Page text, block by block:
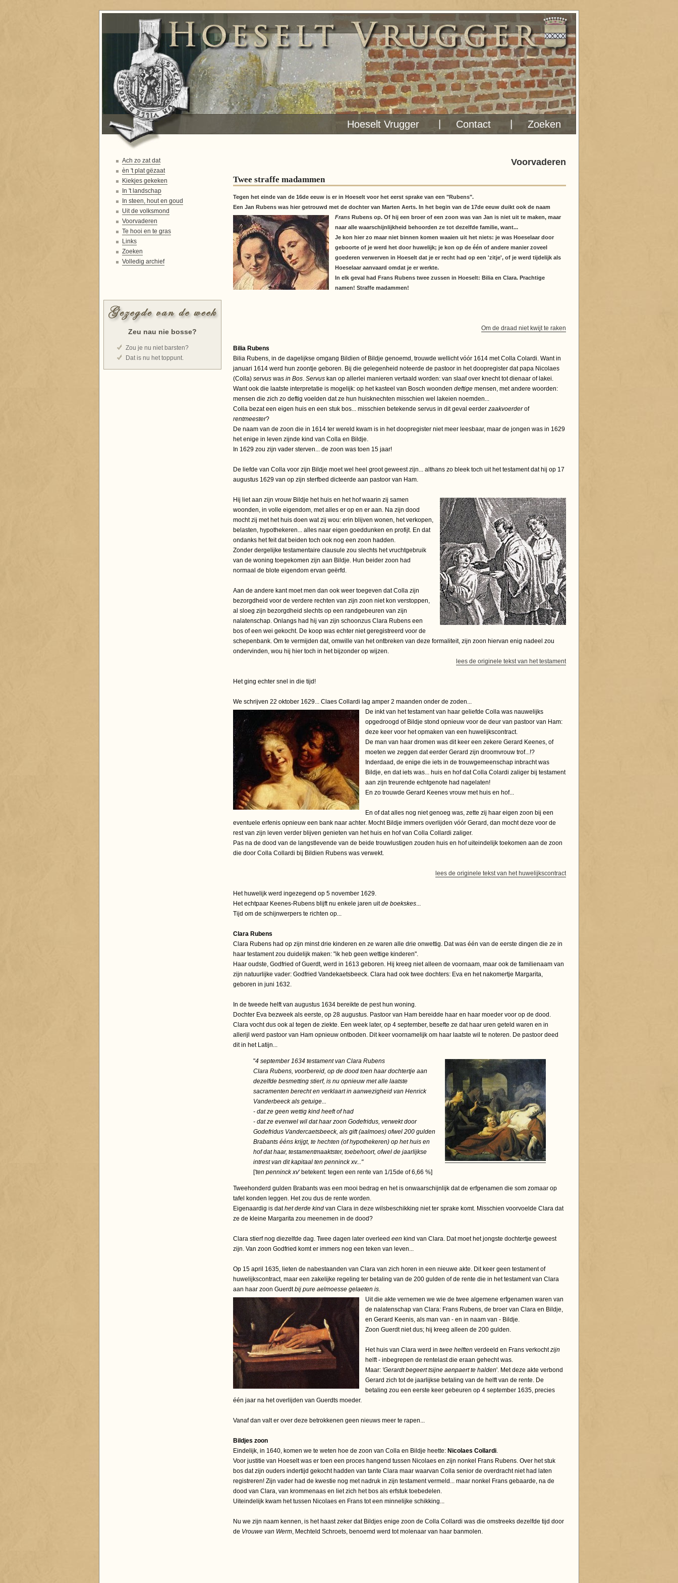
Hoeselt Vrugger Contact Zoeken
Ach zo zat dat
èn 't plat gëzaat
Kiekjes gekeken
In 't landschap
In steen, hout en goud
Uit de volksmond
Voorvaderen
Te hooi en te gras
Links
Zoeken
Volledig archief
Zeu nau nie bosse?
Zou je nu niet barsten?
Dat is nu het toppunt.
Voorvaderen
Twee straffe madammen
Tegen het einde van de 16de eeuw is er in Hoeselt voor het eerst sprake van een "Rubens".
Een Jan Rubens was hier getrouwd met de dochter van Marten Aerts. In het begin van de 17de eeuw duikt ook de naam
Frans Rubens op. Of hij een broer of een zoon was van Jan is niet uit te maken, maar
naar alle waarschijnlijkheid behoorden ze tot dezelfde familie, want...
Je kon hier zo maar niet binnen komen waaien uit het niets: je was Hoeselaar door
geboorte of je werd het door huwelijk; je kon op de één of andere manier zoveel
goederen verwerven in Hoeselt dat je er recht had op een 'zitje', of je werd tijdelijk als
Hoeselaar aanvaard omdat je er werkte.
In elk geval had Frans Rubens twee zussen in Hoeselt: Bilia en Clara. Prachtige
namen! Straffe madammen!
Om de draad niet kwijt te raken
Bilia Rubens
Bilia Rubens, in de dagelijkse omgang Bildien of Bildje genoemd, trouwde wellicht vóór 1614 met Colla Colardi. Want in
januari 1614 werd hun zoontje geboren. Bij die gelegenheid noteerde de pastoor in het doopregister dat papa Nicolaes
(Colla) servus was in Bos. Servus kan op allerlei manieren vertaald worden: van slaaf over knecht tot dienaar of lakei.
Want ook die laatste interpretatie is mogelijk: op het kasteel van Bosch woonden deftige mensen, met andere woorden:
mensen die zich zo deftig voelden dat ze hun huisknechten misschien wel lakeien noemden...
Colla bezat een eigen huis en een stuk bos... misschien betekende servus in dit geval eerder zaakvoerderof
rentmeester?
De naam van de zoon die in 1614 ter wereld kwam is in het doopregister niet meer leesbaar, maar de jongen was in 1629
het enige in leven zijnde kind van Colla en Bildje.
In 1629 zou zijn vader sterven... de zoon was toen 15 jaar!
De liefde van Colla voor zijn Bildje moet wel heel groot geweest zijn... althans zo bleek toch uit het testament dat hij op 17
augustus 1629 van op zijn sterfbed dicteerde aan pastoor van Ham.
Hij liet aan zijn vrouw Bildje het huis en het hof waarin zij samen
woonden, in volle eigendom, met alles er op en er aan. Na zijn dood
mocht zij met het huis doen wat zij wou: erin blijven wonen, het verkopen,
belasten, hypothekeren... alles naar eigen goeddunken en profijt. En dat
ondanks het feit dat beiden toch ook nog een zoon hadden.
Zonder dergelijke testamentaire clausule zou slechts het vruchtgebruik
van de woning toegekomen zijn aan Bildje. Hun beider zoon had
normaal de blote eigendom ervan geërfd.
Aan de andere kant moet men dan ook weer toegeven dat Colla zijn
bezorgdheid voor de verdere rechten van zijn zoon niet kon verstoppen,
al sloeg zijn bezorgdheid slechts op een randgebeuren van zijn
nalatenschap. Onlangs had hij van zijn schoonzus Clara Rubens een
bos of een wei gekocht. De koop was echter niet geregistreerd voor de
schepenbank. Om te vermijden dat, omwille van het ontbreken van deze formaliteit, zijn zoon hiervan enig nadeel zou
ondervinden, wou hij hier toch in het bijzonder op wijzen.
lees de originele tekst van het testament
Het ging echter snel in die tijd!
We schrijven 22 oktober 1629... Claes Collardi lag amper 2 maanden onder de zoden...
De inkt van het testament van haar geliefde Colla was nauwelijks
opgedroogd of Bildje stond opnieuw voor de deur van pastoor van Ham:
deze keer voor het opmaken van een huwelijkscontract.
De man van haar dromen was dit keer een zekere Gerard Keenes, of
moeten we zeggen dat eerder Gerard zijn droomvrouw trof...!?
Inderdaad, de enige die iets in de trouwgemeenschap inbracht was
Bildje, en dat iets was... huis en hof dat Colla Colardi zaliger bij testament
aan zijn treurende echtgenote had nagelaten!
En zo trouwde Gerard Keenes vrouw met huis en hof...
En of dat alles nog niet genoeg was, zette zij haar eigen zoon bij een
eventuele erfenis opnieuw een bank naar achter. Mocht Bildje immers overlijden vóór Gerard, dan mocht deze voor de
rest van zijn leven verder blijven genieten van het huis en hof van Colla Collardi zaliger.
Pas na de dood van de langstlevende van de beide trouwlustigen zouden huis en hof uiteindelijk toekomen aan de zoon
die door Colla Collardi bij Bildien Rubens was verwekt.
lees de originele tekst van het huwelijkscontract
Het huwelijk werd ingezegend op 5 november 1629.
Het echtpaar Keenes-Rubens blijft nu enkele jaren uitde boekskes...
Tijd om de schijnwerpers te richten op...
Clara Rubens
Clara Rubens had op zijn minst drie kinderen en ze waren alle drie onwettig. Dat was één van de eerste dingen die ze in
haar testament zou duidelijk maken: "ik heb geen wettige kinderen".
Haar oudste, Godfried of Guerdt, werd in 1613 geboren. Hij kreeg niet alleen de voornaam, maar ook de familienaam van
zijn natuurlijke vader: Godfried Vandekaetsbeeck. Clara had ook twee dochters: Eva en het nakomertje Margarita,
geboren in juni 1632.
In de tweede helft van augustus 1634 bereikte de pest hun woning.
Dochter Eva bezweek als eerste, op 28 augustus. Pastoor van Ham bereidde haar en haar moeder voor op de dood.
Clara vocht dus ook al tegen de ziekte. Een week later, op 4 september, besefte ze dat haar uren geteld waren en in
allerijl werd pastoor van Ham opnieuw ontboden. Dit keer voornamelijk om haar laatste wil te noteren. De pastoor deed
dit in het Latijn...
"4 september 1634 testament van Clara Rubens
Clara Rubens, voorbereid, op de dood toen haar dochtertje aan
dezelfde besmetting stierf, is nu opnieuw met alle laatste
sacramenten berecht en verklaart in aanwezigheid van Henrick
Vanderbeeck als getuige...
- dat ze geen wettig kind heeft of had
- dat ze evenwel wil dat haar zoon Godefridus, verwekt door
Godefridus Vandercaetsbeeck, als gift (aalmoes) ofwel 200 gulden
Brabants ééns krijgt, te hechten (of hypothekeren) op het huis en
hof dat haar, testamentmaaktster, toebehoort, ofwel de jaarlijkse
intrest van dit kapitaal ten penninck xv..."
['ten penninck xv' betekent: tegen een rente van 1/15de of 6,66 %]
Tweehonderd gulden Brabants was een mooi bedrag en het is onwaarschijnlijk dat de erfgenamen die som zomaar op
tafel konden leggen. Het zou dus de rente worden.
Eigenaardig is dathet derde kind van Clara in deze wilsbeschikking niet ter sprake komt. Misschien voorvoelde Clara dat
ze de kleine Margarita zou meenemen in de dood?
Clara stierf nog diezelfde dag. Twee dagen later overleed een kind van Clara. Dat moet het jongste dochtertje geweest
zijn. Van zoon Godfried komt er immers nog een teken van leven...
Op 15 april 1635, lieten de nabestaanden van Clara van zich horen in een nieuwe akte. Dit keer geen testament of
huwelijkscontract, maar een zakelijke regeling ter betaling van de 200 gulden of de rente die in het testament van Clara
aan haar zoon Guerdtbij pure aelmoesse gelaeten is.
Uit die akte vernemen we wie de twee algemene erfgenamen waren van
de nalatenschap van Clara: Frans Rubens, de broer van Clara en Bildje,
en Gerard Keenis, als man van - en in naam van - Bildje.
Zoon Guerdt niet dus; hij kreeg alleen de 200 gulden.
Het huis van Clara werd in twee helften verdeeld en Frans verkochtzijn
helft - inbegrepen de rentelast die eraan gehecht was.
Maar: 'Gerardt begeert tsijne aenpaert te halden'. Met deze akte verbond
Gerard zich tot de jaarlijkse betaling van de helft van de rente. De
betaling zou een eerste keer gebeuren op 4 september 1635, precies
één jaar na het overlijden van Guerdts moeder.
Vanaf dan valt er over deze betrokkenen geen nieuws meer te rapen...
Bildjes zoon
Eindelijk, in 1640, komen we te weten hoe de zoon van Colla en Bildje heette: Nicolaes Collardi.
Voor justitie van Hoeselt was er toen een proces hangend tussen Nicolaes en zijn nonkel Frans Rubens. Over het stuk
bos dat zijn ouders indertijd gekocht hadden van tante Clara maar waarvan Colla senior de overdracht niet had laten
registreren! Zijn vader had de kwestie nog met nadruk in zijn testament vermeld... maar nonkel Frans gebaarde, na de
dood van Clara, van krommenaas en liet zich het bos als erfstuk toebedelen.
Uiteindelijk kwam het tussen Nicolaes en Frans tot een minnelijke schikking...
Nu we zijn naam kennen, is het haast zeker dat Bildjes enige zoon de Colla Collardi was die omstreeks dezelfde tijd door
de Vrouwe van Werm, Mechteld Schroets, benoemd werd tot molenaar van haar banmolen.